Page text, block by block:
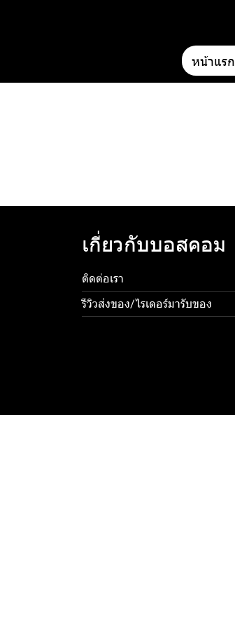
หน้าแรก
เกี่ยวกับบอสคอม
ติดต่อเรา
รีวิวส่งของ/ไรเดอร์มารับของ